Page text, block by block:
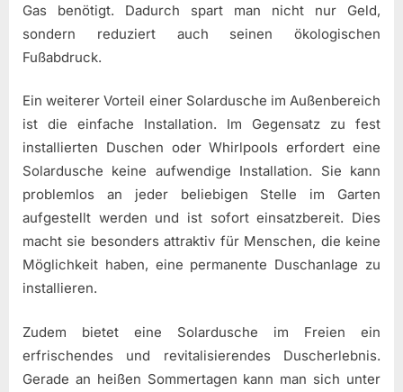
Gas benötigt. Dadurch spart man nicht nur Geld,
sondern reduziert auch seinen ökologischen
Fußabdruck.
Ein weiterer Vorteil einer Solardusche im Außenbereich
ist die einfache Installation. Im Gegensatz zu fest
installierten Duschen oder Whirlpools erfordert eine
Solardusche keine aufwendige Installation. Sie kann
problemlos an jeder beliebigen Stelle im Garten
aufgestellt werden und ist sofort einsatzbereit. Dies
macht sie besonders attraktiv für Menschen, die keine
Möglichkeit haben, eine permanente Duschanlage zu
installieren.
Zudem bietet eine Solardusche im Freien ein
erfrischendes und revitalisierendes Duscherlebnis.
Gerade an heißen Sommertagen kann man sich unter